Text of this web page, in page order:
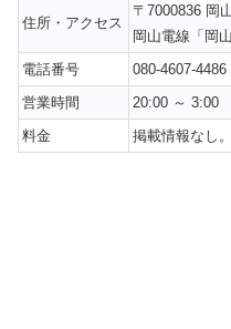
住所・アクセス
〒7000836 岡
岡山電線「岡
電話番号
080-4607-4486
営業時間
20:00 ～ 3:00
料金
掲載情報なし。